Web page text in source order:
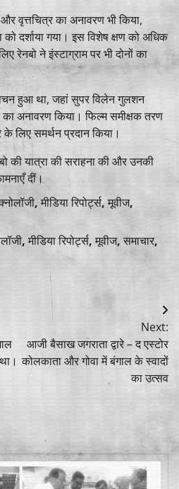
वृत्तचित्र का अनावरण भी किया,
दर्शाया गया। इस विशेष क्षण को अधिक
रेनबो ने इंस्टाग्राम पर भी दोनों का
हुआ था, जहां सुपर विलेन गुलशन
अनावरण किया। फिल्म समीक्षक तरण
लिए समर्थन प्रदान किया।
की यात्रा की सराहना की और उनकी
दीं।
,मीडिया रिपोर्ट्स, मूवीज,
,मीडिया रिपोर्ट्स,मूवीज, समाचार,
Next:
आजी बैसाख जगराता द्वारे – द एस्टोर
कोलकाता और गोवा में बंगाल के स्वादों
का उत्सव